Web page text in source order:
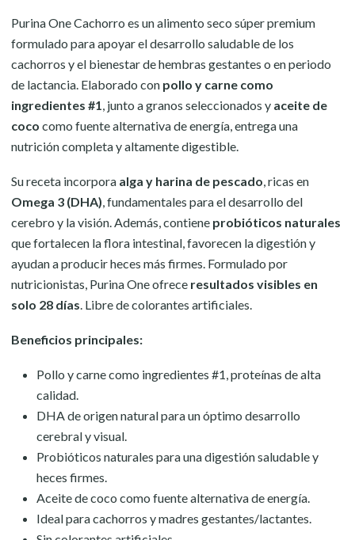
Purina One Cachorro es un alimento seco súper premium
formulado para apoyar el desarrollo saludable de los
cachorros y el bienestar de hembras gestantes o en periodo
de lactancia. Elaborado con pollo y carne como
ingredientes #1, junto a granos seleccionados y aceite de
coco como fuente alternativa de energía, entrega una
nutrición completa y altamente digestible.
Su receta incorpora alga y harina de pescado, ricas en
Omega 3 (DHA), fundamentales para el desarrollo del
cerebro y la visión. Además, contiene probióticos naturales
que fortalecen la flora intestinal, favorecen la digestión y
ayudan a producir heces más firmes. Formulado por
nutricionistas, Purina One ofrece resultados visibles en
solo 28 días. Libre de colorantes artificiales.
Beneficios principales:
Pollo y carne como ingredientes #1, proteínas de alta
calidad.
DHA de origen natural para un óptimo desarrollo
cerebral y visual.
Probióticos naturales para una digestión saludable y
heces firmes.
Aceite de coco como fuente alternativa de energía.
Ideal para cachorros y madres gestantes/lactantes.